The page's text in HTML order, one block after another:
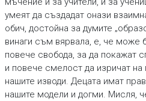
умеят да създадат онази
обич, достойна за думите
винаги съм вярвала, е, че може
повече свобода, за да покажат
и повече смелост да изричат на
нашите изводи. Децата имат
нашите модели и догми. Мисля,